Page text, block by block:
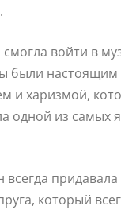
войти в
были
харизмой,
из самых
который